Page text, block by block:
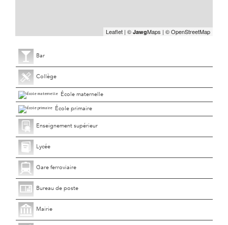
Leaflet | © JawgMaps | © OpenStreetMap
Bar
Collège
École maternelle
École primaire
Enseignement supérieur
Lycée
Gare ferroviaire
Bureau de poste
Mairie